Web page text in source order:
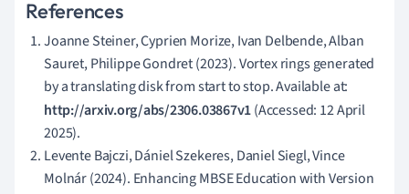
References
Joanne Steiner, Cyprien Morize, Ivan Delbende, Alban
Sauret, Philippe Gondret (2023). Vortex rings generated
by a translating disk from start to stop. Available at:
http://arxiv.org/abs/2306.03867v1(Accessed: 12 April
2025).
Levente Bajczi, Dániel Szekeres, Daniel Siegl, Vince
Molnár (2024). Enhancing MBSE Education with Version